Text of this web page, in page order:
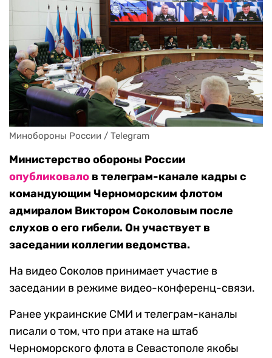
Минобороны России / Telegram
Министерство обороны России
опубликовало в телеграм-канале кадры с
командующим Черноморским флотом
адмиралом Виктором Соколовым после
слухов о его гибели. Он участвует в
заседании коллегии ведомства.
На видео Соколов принимает участие в
заседании в режиме видео-конференц-связи.
Ранее украинские СМИ и телеграм-каналы
писали о том, что при атаке на штаб
Черноморского флота в Севастополе якобы